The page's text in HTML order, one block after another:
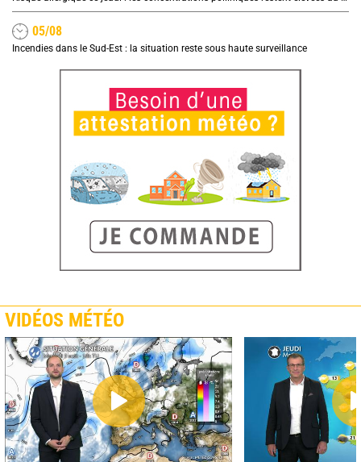
05/08
Incendies dans le Sud-Est : la situation reste sous haute surveillance
VIDÉOS MÉTÉO